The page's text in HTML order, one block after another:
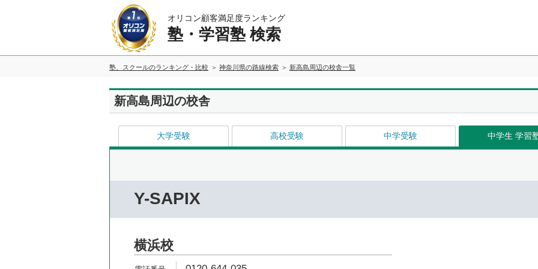
オリコン顧客満足度ランキング
塾・学習塾 検索
塾、スクールのランキング・比較 神奈川県の路線検索 新高島周辺の校舎一覧
新高島周辺の校舎
大学受験 高校受験 中学受験 中学生 学習
Y-SAPIX
横浜校